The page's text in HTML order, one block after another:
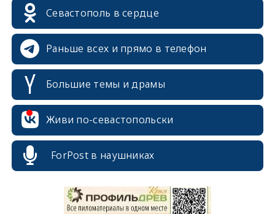
Севастополь в сердце
Раньше всех и прямо в телефон
Большие темы и драмы
Живи по-севастопольски
ForPost в наушниках
erid: 2SDnjcrDNw6